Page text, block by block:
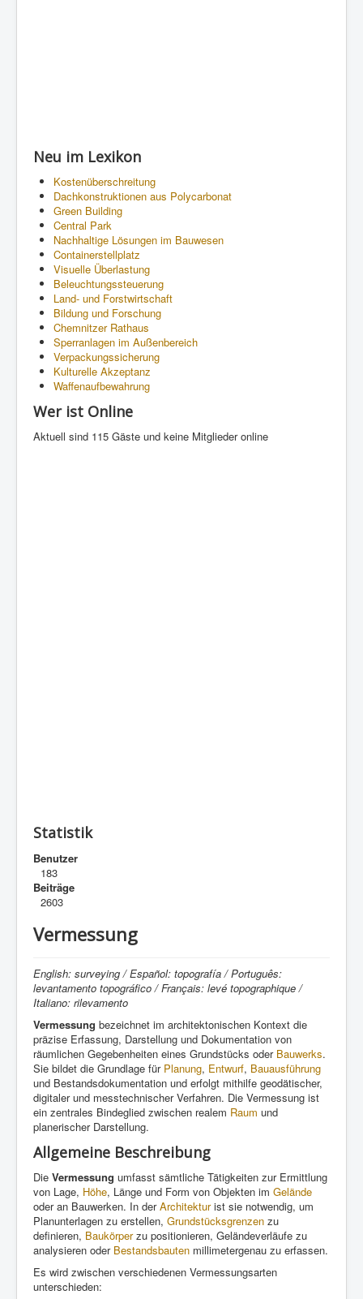
Neu im Lexikon
Kostenüberschreitung
Dachkonstruktionen aus Polycarbonat
Green Building
Central Park
Nachhaltige Lösungen im Bauwesen
Containerstellplatz
Visuelle Überlastung
Beleuchtungssteuerung
Land- und Forstwirtschaft
Bildung und Forschung
Chemnitzer Rathaus
Sperranlagen im Außenbereich
Verpackungssicherung
Kulturelle Akzeptanz
Waffenaufbewahrung
Wer ist Online
Aktuell sind 115 Gäste und keine Mitglieder online
Statistik
Benutzer
183
Beiträge
2603
Vermessung
English: surveying / Español: topografía / Português:
levantamento topográfico / Français: levé topographique /
Italiano: rilevamento
Vermessung bezeichnet im architektonischen Kontext die
präzise Erfassung, Darstellung und Dokumentation von
räumlichen Gegebenheiten eines Grundstücks oder Bauwerks.
Sie bildet die Grundlage für Planung, Entwurf, Bauausführung
und Bestandsdokumentation und erfolgt mithilfe geodätischer,
digitaler und messtechnischer Verfahren. Die Vermessung ist
ein zentrales Bindeglied zwischen realem Raum und
planerischer Darstellung.
Allgemeine Beschreibung
Die Vermessung umfasst sämtliche Tätigkeiten zur Ermittlung
von Lage, Höhe, Länge und Form von Objekten im Gelände
oder an Bauwerken. In derArchitekturist sie notwendig, um
Planunterlagen zu erstellen, Grundstücksgrenzen zu
definieren, Baukörperzu positionieren, Geländeverläufe zu
analysieren oder Bestandsbauten millimetergenau zu erfassen.
Es wird zwischen verschiedenen Vermessungsarten
unterschieden: